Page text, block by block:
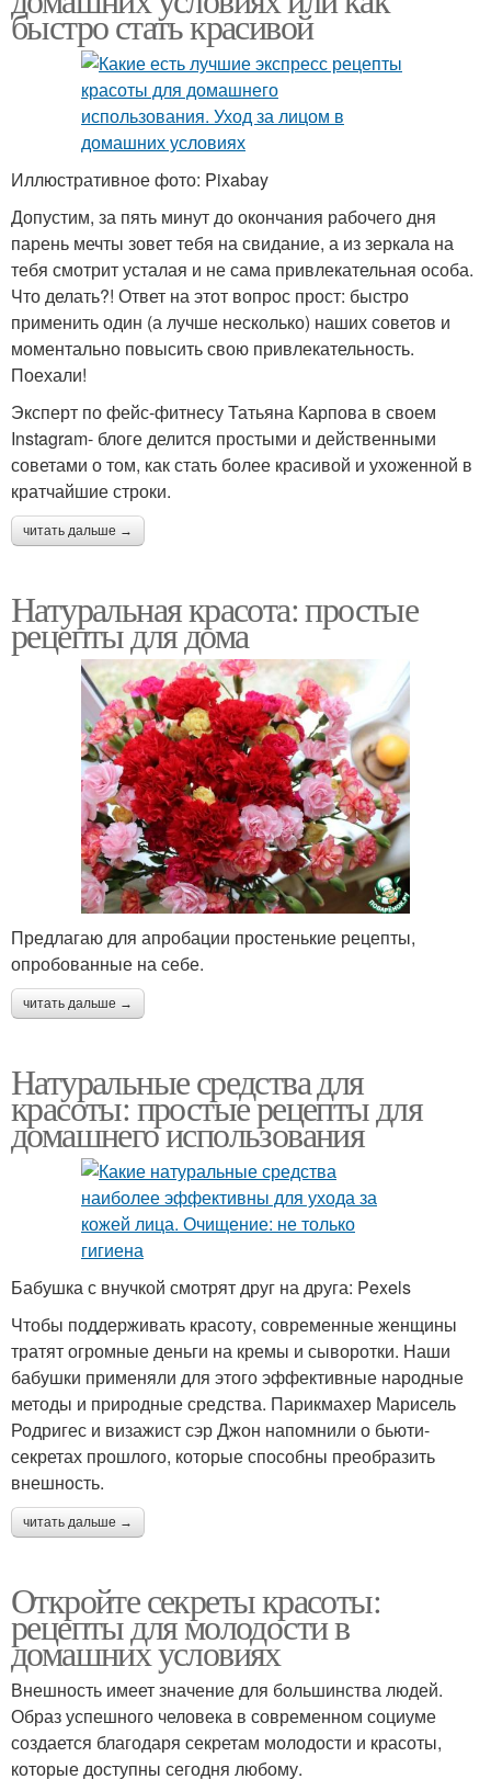
быстро стать красивой
Иллюстративное фото: Pixabay
Допустим, за пять минут до окончания рабочего дня
парень мечты зовет тебя на свидание, а из зеркала на
тебя смотрит усталая и не сама привлекательная особа.
Что делать?! Ответ на этот вопрос прост: быстро
применить один (а лучше несколько) наших советов и
моментально повысить свою привлекательность.
Поехали!
Эксперт по фейс-фитнесу Татьяна Карпова в своем
Instagram- блоге делится простыми и действенными
советами о том, как стать более красивой и ухоженной в
кратчайшие строки.
читать дальше →
Натуральная красота: простые
рецепты для дома
Предлагаю для апробации простенькие рецепты,
опробованные на себе.
читать дальше →
Натуральные средства для
красоты: простые рецепты для
домашнего использования
Бабушка с внучкой смотрят друг на друга: Pexels
Чтобы поддерживать красоту, современные женщины
тратят огромные деньги на кремы и сыворотки. Наши
бабушки применяли для этого эффективные народные
методы и природные средства. Парикмахер Марисель
Родригес и визажист сэр Джон напомнили о бьюти-
секретах прошлого, которые способны преобразить
внешность.
читать дальше →
Откройте секреты красоты:
рецепты для молодости в
домашних условиях
Внешность имеет значение для большинства людей.
Образ успешного человека в современном социуме
создается благодаря секретам молодости и красоты,
которые доступны сегодня любому.